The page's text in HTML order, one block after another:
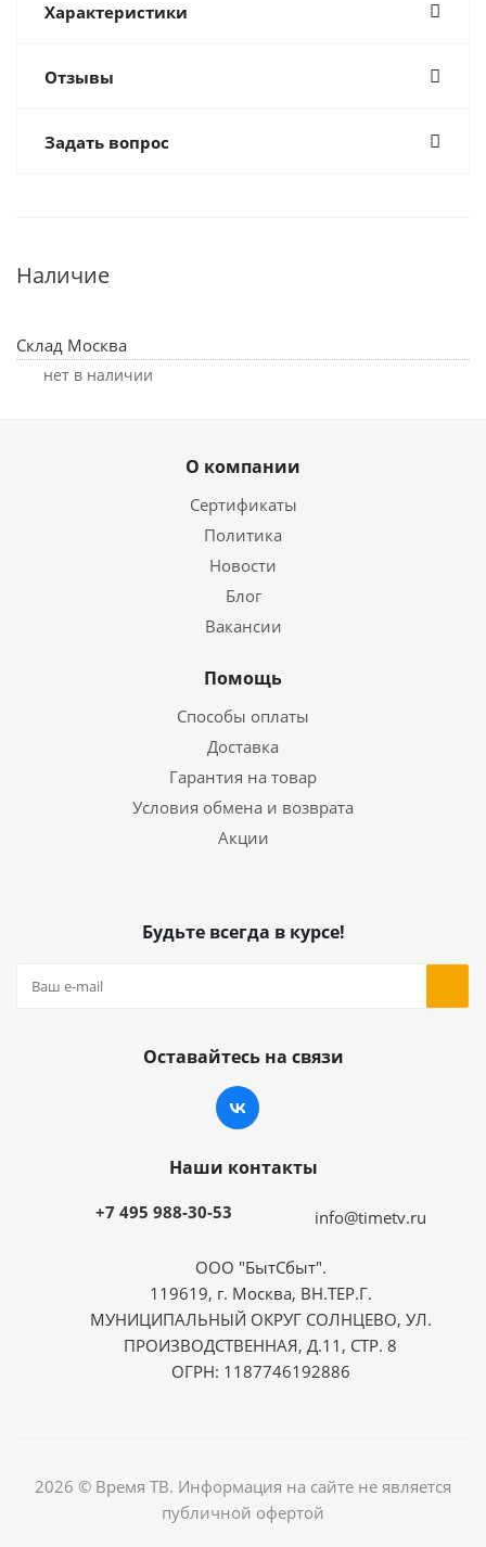
Характеристики
Отзывы
Задать вопрос
Наличие
Склад Москва
Нет в наличии
О компании
Сертификаты
Политика
Новости
Блог
Вакансии
Помощь
Способы оплаты
Доставка
Гарантия на товар
Условия обмена и возврата
Акции
Будьте всегда в курсе!
Оставайтесь на связи
Наши контакты
+7 495 988-30-53 info@timetv.ru
ООО "БытСбыт".
119619, г. Москва, ВН.ТЕР.Г.
МУНИЦИПАЛЬНЫЙ ОКРУГ СОЛНЦЕВО, УЛ.
ПРОИЗВОДСТВЕННАЯ, Д.11, СТР. 8
ОГРН: 1187746192886
2026 © Время ТВ. Информация на сайте не является
публичной офертой